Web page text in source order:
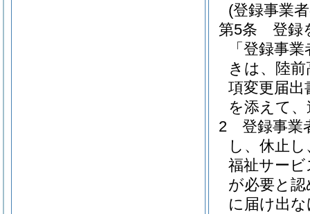
(登録事業
第5条
登録
「登録事
きは、陸
項変更届出
を添えて
2
登録事業
し、休止
福祉サー
が必要と
に届け出